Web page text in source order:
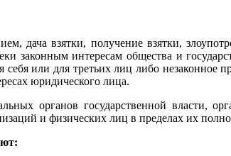
дача взятки, получение взятки,
законным интересам общества и
или для третьих лиц либо
юридического лица.
органов государственной власти,
и физических лиц в пределах их